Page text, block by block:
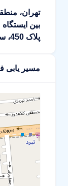
بین
پلاک 450، ساختمان آلبوم، طبقه دوم، واحد 8
مسیر یابی